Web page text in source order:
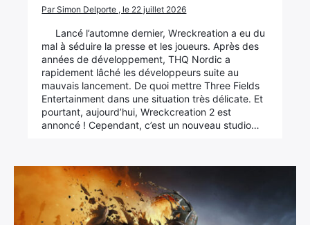
Par Simon Delporte , le 22 juillet 2026
Lancé l’automne dernier, Wreckreation a eu du
mal à séduire la presse et les joueurs. Après des
années de développement, THQ Nordic a
rapidement lâché les développeurs suite au
mauvais lancement. De quoi mettre Three Fields
Entertainment dans une situation très délicate. Et
pourtant, aujourd’hui, Wreckcreation 2 est
annoncé ! Cependant, c’est un nouveau studio…